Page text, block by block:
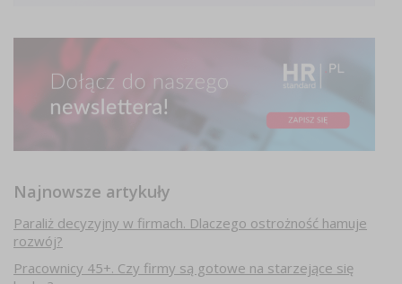
Najnowsze artykuły
Paraliż decyzyjny w firmach. Dlaczego ostrożność hamuje
rozwój?
Pracownicy 45+. Czy firmy są gotowe na starzejące się